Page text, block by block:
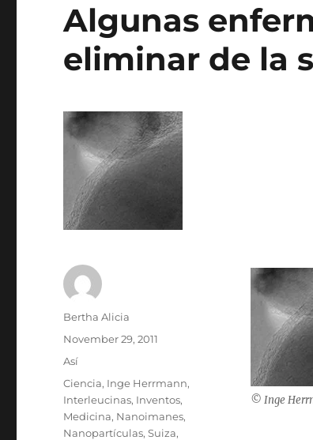
Algunas
eliminar de la
© Inge
Author
Bertha Alicia
Posted
November 29, 2011
Categories
Así
Tags
Ciencia, Inge Herrmann,
Interleucinas, Inventos,
Medicina, Nanoimanes,
Nanopartículas,Suiza,